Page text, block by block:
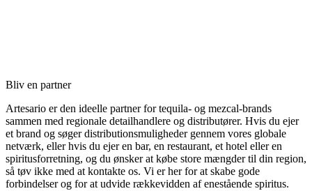
Bliv en partner
Artesario er den ideelle partner for tequila- og mezcal-brands
sammen med regionale detailhandlere og distributører. Hvis du ejer
et brand og søger distributionsmuligheder gennem vores globale
netværk, eller hvis du ejer en bar, en restaurant, et hotel eller en
spiritusforretning, og du ønsker at købe store mængder til din region,
så tøv ikke med at kontakte os. Vi er her for at skabe gode
forbindelser og for at udvide rækkevidden af enestående spiritus.